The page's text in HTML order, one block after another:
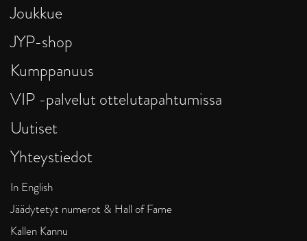
Joukkue
JYP-shop
Kumppanuus
VIP -palvelut ottelutapahtumissa
Uutiset
Yhteystiedot
In English
Jäädytetyt numerot & Hall of Fame
Kallen Kannu